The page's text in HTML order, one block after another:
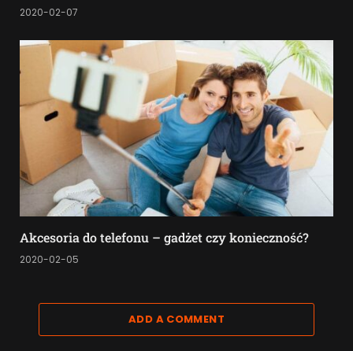
2020-02-07
Akcesoria do telefonu – gadżet czy konieczność?
2020-02-05
ADD A COMMENT